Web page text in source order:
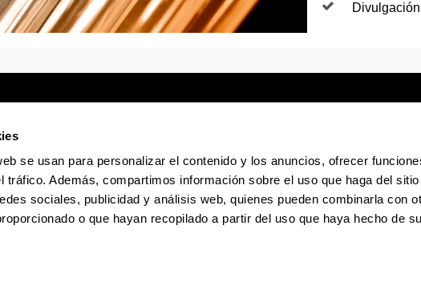
se usan para personalizar el contenido y los anuncios, ofrecer
tráfico. Además, compartimos información sobre el uso que haga del sitio
sociales, publicidad y análisis web, quienes pueden combinarla con
o que hayan recopilado a partir del uso que haya hecho de
Sede electrónica Accesibilidad Información
La EHU en TiktokLa EHU en Bluesky
La EHU en La EHU